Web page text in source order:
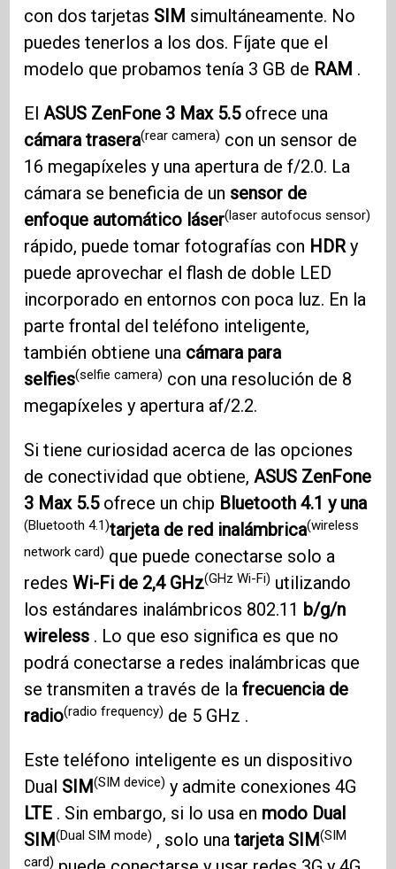
con dos tarjetas SIM simultáneamente. No
puedes tenerlos a los dos. Fíjate que el
modelo que probamos tenía 3 GB de RAM .
ElASUS ZenFone 3 Max 5.5ofrece una
cámara trasera(rear camera) con un sensor de
16 megapíxeles y una apertura de f/2.0. La
cámara se beneficia de un sensor de
enfoque automático láser(laser autofocus sensor)
rápido, puede tomar fotografías con HDRy
puede aprovechar el flash de doble LED
incorporado en entornos con poca luz. En la
parte frontal del teléfono inteligente,
también obtiene una cámara para
selfies(selfie camera) con una resolución de 8
megapíxeles y apertura af/2.2.
Si tiene curiosidad acerca de las opciones
de conectividad que obtiene,ASUS ZenFone
3 Max 5.5ofrece un chip Bluetooth 4.1 y una
(Bluetooth 4.1)tarjeta de red inalámbrica(wireless
network card) que puede conectarse solo a
redesWi-Fi de 2,4 GHz(GHz Wi-Fi) utilizando
los estándares inalámbricos 802.11 b/g/n
wireless . Lo que eso significa es que no
podrá conectarse a redes inalámbricas que
se transmiten a través de lafrecuencia de
radio(radio frequency) de 5 GHz .
Este teléfono inteligente es un dispositivo
Dual SIM(SIM device) y admite conexiones 4G
LTE . Sin embargo, si lo usa en modo Dual
SIM(Dual SIM mode) , solo unatarjeta SIM(SIM
card)